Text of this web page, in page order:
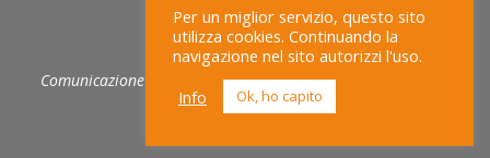
Comunicazione e web marketing:NEXIDIA|
Per un miglior servizio, questo sito
utilizza cookies. Continuando la
navigazione nel sito autorizzi l'uso.
Info
Ok, ho capito